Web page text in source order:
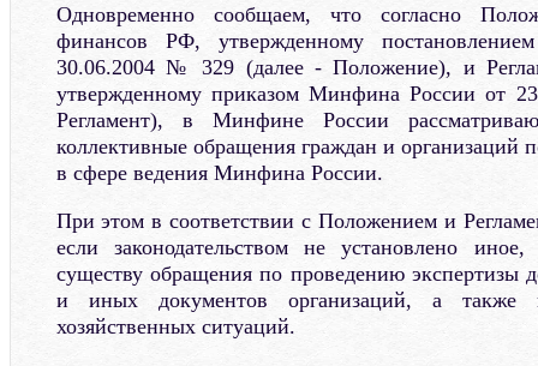
Одновременно сообщаем, что согласно
финансов РФ, утвержденному
30.06.2004 № 329 (далее - Положение), и
утвержденному приказом Минфина России от
Регламент), в Минфине России
коллективные обращения граждан и организаций
в сфере ведения Минфина России.
При этом в соответствии с Положением и
если законодательством не установлено
существу обращения по проведению экспертизы
и иных документов организаций, а также
хозяйственных ситуаций.